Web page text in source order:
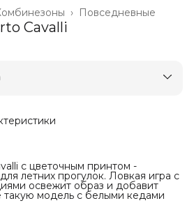
Повседневные
›
Cavalli
с цветочным принтом -
летних прогулок. Ловкая игра с
освежит образ и добавит
такую модель с белыми кедами